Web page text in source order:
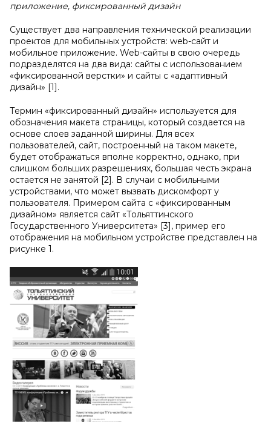
приложение, фиксированный дизайн
Существует два направления технической реализации
проектов для мобильных устройств: web-сайт и
мобильное приложение. Web-сайты в свою очередь
подразделятся на два вида: сайты с использованием
«фиксированной верстки» и сайты с «адаптивный
дизайн» [1].
Термин «фиксированный дизайн» используется для
обозначения макета страницы, который создается на
основе слоев заданной ширины. Для всех
пользователей, сайт, построенный на таком макете,
будет отображаться вполне корректно, однако, при
слишком больших разрешениях, большая честь экрана
остается не занятой [2]. В случаи с мобильными
устройствами, что может вызвать дискомфорт у
пользователя. Примером сайта с «фиксированным
дизайном» является сайт «Тольяттинского
Государственного Университета» [3], пример его
отображения на мобильном устройстве представлен на
рисунке 1.